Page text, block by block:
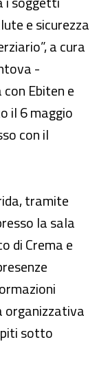
e sicurezza
a cura
-
Ebiten e
il 6 maggio
con il
tramite
la sala
di Crema e
sotto